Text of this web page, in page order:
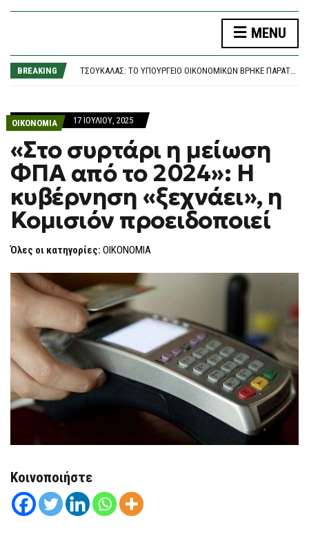
P
N
MENU
BREAKING
ΤΣΟΥΚΑΛΆΣ: ΤΟ ΥΠΟΥΡΓΕΊΟ ΟΙΚΟΝΟΜΙΚΏΝ ΒΡΉΚΕ ΠΑΡΑΤΥΠΊΕΣ, ΤΙΣ ΑΜΦΙΣΒΗΤΕΊ Ο ΓΕΩΡΓΙΆΔΗΣ;
«RED CODE» ΚΑΙ ΣΉΜΕΡΑ ΣΕ ΑΤΤΙΚΉ, ΒΟΙΩΤΊΑ ΚΑΙ ΕΎΒΟΙΑ ΓΙΑ ΤΟΝ ΚΊΝΔΥΝΟ ΕΚΔΉΛΩΣΗΣ ΠΥΡΚΑΓΙΆΣ
ΟΙΚΟΝΟΜΙΑ
17 ΙΟΥΛΊΟΥ, 2025
«Στο συρτάρι η μείωση
ΦΠΑ από το 2024»: Η
κυβέρνηση «ξεχνάει», η
Κομισιόν προειδοποιεί
Όλες οι κατηγορίες: ΟΙΚΟΝΟΜΙΑ
Κοινοποιήστε